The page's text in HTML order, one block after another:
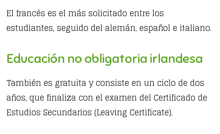
El francés es el más solicitado entre los
estudiantes, seguido del alemán, español e italiano.
Educación no obligatoria irlandesa
También es gratuita y consiste en un ciclo de dos
años, que finaliza con el examen del Certificado de
Estudios Secundarios (Leaving Certificate).